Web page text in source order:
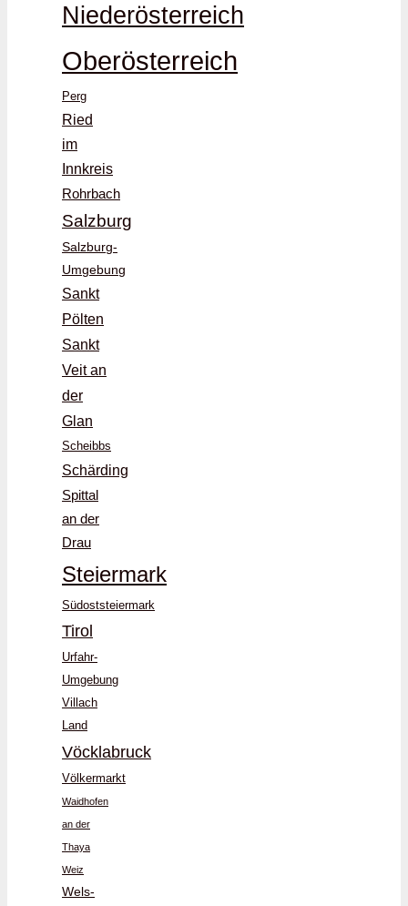
Niederösterreich
Oberösterreich
Perg
Ried
im
Innkreis
Rohrbach
Salzburg
Salzburg-
Umgebung
Sankt
Pölten
Sankt
Veit an
der
Glan
Scheibbs
Schärding
Spittal
an der
Drau
Steiermark
Südoststeiermark
Tirol
Urfahr-
Umgebung
Villach
Land
Vöcklabruck
Völkermarkt
Waidhofen
an der
Thaya
Weiz
Wels-